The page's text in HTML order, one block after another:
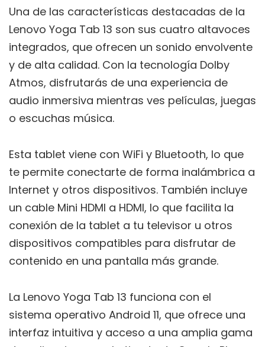
Una de las características destacadas de la
Lenovo Yoga Tab 13 son sus cuatro altavoces
integrados, que ofrecen un sonido envolvente
y de alta calidad. Con la tecnología Dolby
Atmos, disfrutarás de una experiencia de
audio inmersiva mientras ves películas, juegas
o escuchas música.
Esta tablet viene con WiFi y Bluetooth, lo que
te permite conectarte de forma inalámbrica a
Internet y otros dispositivos. También incluye
un cable Mini HDMI a HDMI, lo que facilita la
conexión de la tablet a tu televisor u otros
dispositivos compatibles para disfrutar de
contenido en una pantalla más grande.
La Lenovo Yoga Tab 13 funciona con el
sistema operativo Android 11, que ofrece una
interfaz intuitiva y acceso a una amplia gama